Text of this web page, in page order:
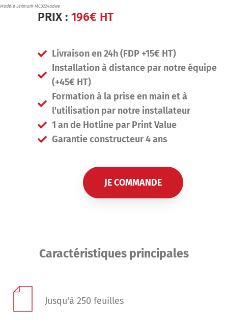
Modèle Lexmark MC3224adwe
PRIX : 196€ HT
Livraison en 24h (FDP +15€ HT)
Installation à distance par notre équipe
(+45€ HT)
Formation à la prise en main et à
l'utilisation par notre installateur
1 an de Hotline par Print Value
Garantie constructeur 4 ans
JE COMMANDE
Caractéristiques principales
Jusqu'à 250 feuilles